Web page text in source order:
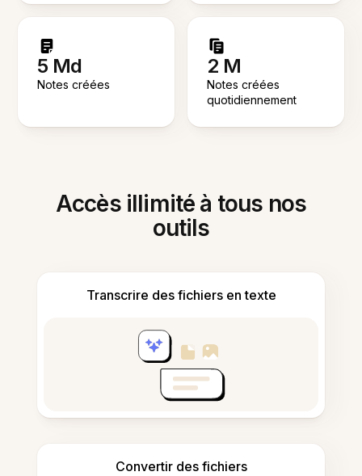
5 Md
Notes créées
2 M
Notes créées
quotidiennement
Accès illimité à tous nos
outils
Transcrire des fichiers en texte
Convertir des fichiers